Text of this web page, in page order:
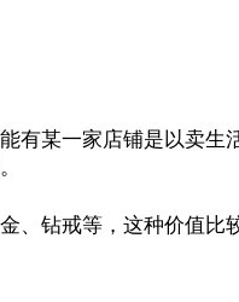
有某一家店铺是以卖
、钻戒等，这种价值比